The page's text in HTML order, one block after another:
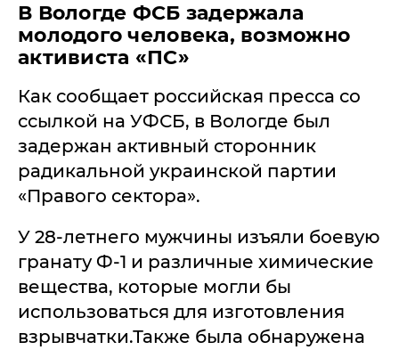
В Вологде ФСБ задержала
молодого человека, возможно
активиста «ПС»
Как сообщает российская пресса со
ссылкой на УФСБ, в Вологде был
задержан активный сторонник
радикальной украинской партии
«Правого сектора».
У 28-летнего мужчины изъяли боевую
гранату Ф-1 и различные химические
вещества, которые могли бы
использоваться для изготовления
взрывчатки.Также была обнаружена